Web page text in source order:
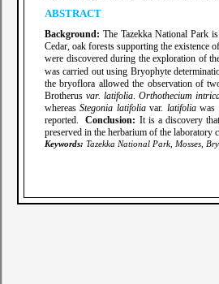
ABSTRACT
Background: The Tazekka National Park
Cedar, oak forests supporting the existence
were discovered during the exploration of
was carried out using Bryophyte
the bryoflora allowed the observation of
Brotherus var. latifolia. Orthothecium
whereasStegonia latifoliavar. latifoliawas
reported.Conclusion: It is a discovery
preserved in the herbarium of the laboratory
Keywords: Tazekka National Park, Mosses,